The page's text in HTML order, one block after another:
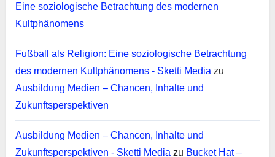
Eine soziologische Betrachtung des modernen
Kultphänomens
Fußball als Religion: Eine soziologische Betrachtung
des modernen Kultphänomens - Sketti Media zu
Ausbildung Medien – Chancen, Inhalte und
Zukunftsperspektiven
Ausbildung Medien – Chancen, Inhalte und
Zukunftsperspektiven - Sketti Media zu Bucket Hat –